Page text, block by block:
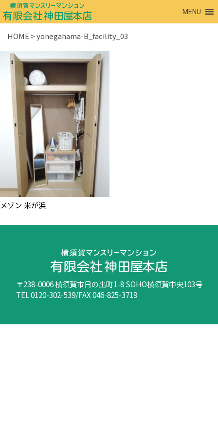
MENU
HOME >yonegahama-B_facility_03
メゾン 米が浜
〒238-0006 横須賀市日の出町1-8 SOHO横須賀中央103号
TEL 0120-302-539/FAX 046-825-3719